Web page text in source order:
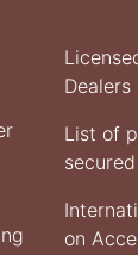
Dealers
List of
on